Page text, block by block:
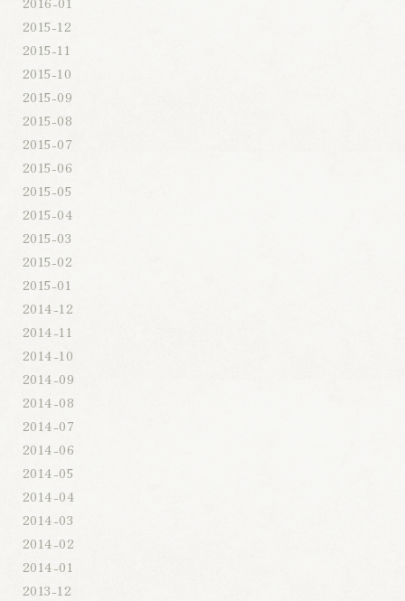
2015-12
2015-11
2015-10
2015-09
2015-08
2015-07
2015-06
2015-05
2015-04
2015-03
2015-02
2015-01
2014-12
2014-11
2014-10
2014-09
2014-08
2014-07
2014-06
2014-05
2014-04
2014-03
2014-02
2014-01
2013-12